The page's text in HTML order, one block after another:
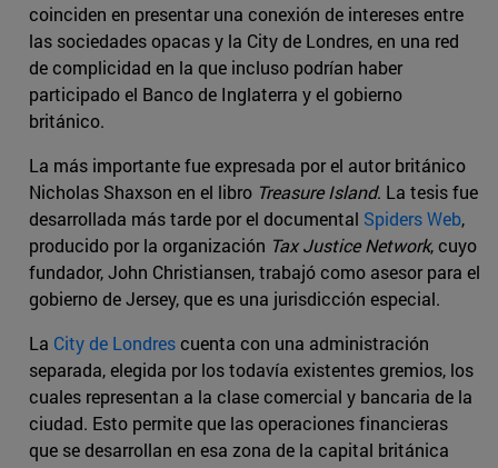
coinciden en presentar una conexión de intereses entre
las sociedades opacas y la City de Londres, en una red
de complicidad en la que incluso podrían haber
participado el Banco de Inglaterra y el gobierno
británico.
La más importante fue expresada por el autor británico
Nicholas Shaxson en el libro Treasure Island. La tesis fue
desarrollada más tarde por el documental Spiders Web,
producido por la organización Tax Justice Network, cuyo
fundador, John Christiansen, trabajó como asesor para el
gobierno de Jersey, que es una jurisdicción especial.
La City de Londrescuenta con una administración
separada, elegida por los todavía existentes gremios, los
cuales representan a la clase comercial y bancaria de la
ciudad. Esto permite que las operaciones financieras
que se desarrollan en esa zona de la capital británica